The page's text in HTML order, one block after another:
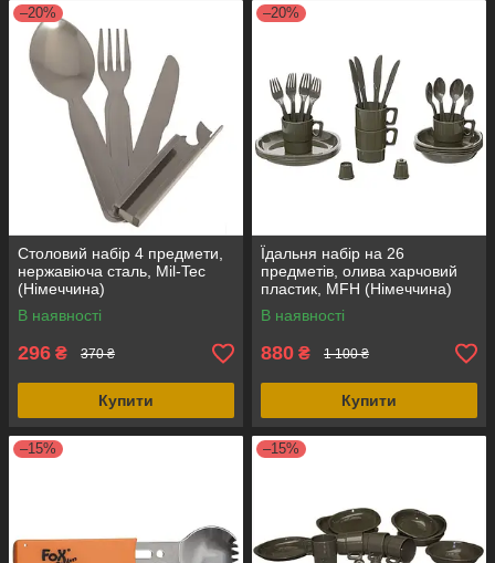
–20%
Столовий набір 4 предмети,
нержавіюча сталь, Mil-Tec
(Німеччина)
В наявності
296 ₴ 370 ₴
Купити
–20%
Їдальня набір на 26
предметів, олива харчовий
пластик, MFH (Німеччина)
В наявності
880 ₴ 1 100 ₴
Купити
–15% –15%